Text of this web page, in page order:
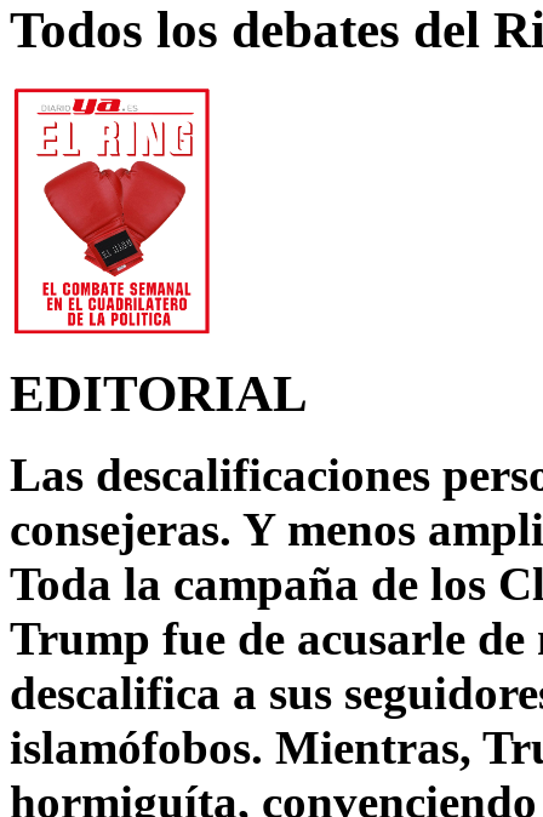
Todos los debates del
EDITORIAL
Las descalificaciones
consejeras. Y menos
Toda la campaña de los
Trump fue de acusarle
descalifica a sus
islamófobos. Mientras,
hormiguíta,